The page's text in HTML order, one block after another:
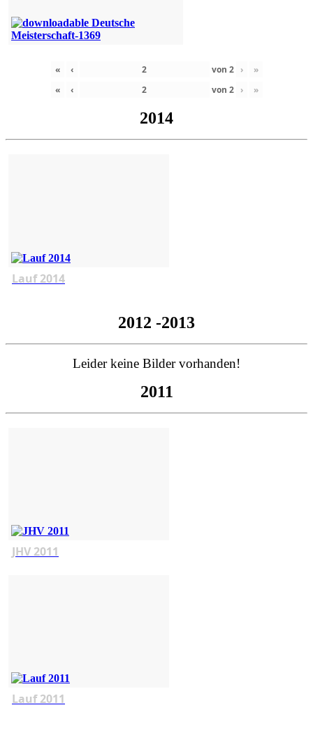
« ‹ von 2 ›
»
«
‹ von 2 › »
2014
Lauf 2014
2012 -2013
Leider keine Bilder vorhanden!
2011
JHV 2011
Lauf 2011